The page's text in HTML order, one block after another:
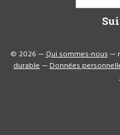
© 2026 —Qui sommes-nous—
durable—Données